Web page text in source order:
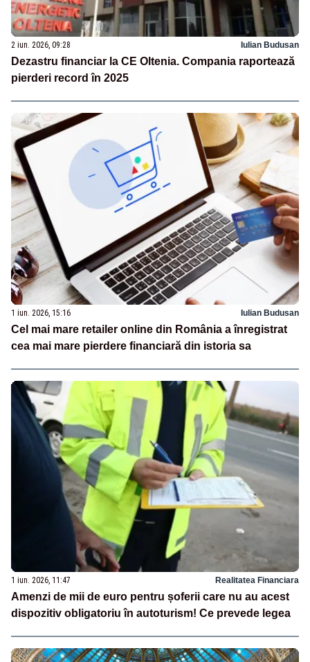
2 iun. 2026, 09:28 Iulian Budusan
Dezastru financiar la CE Oltenia. Compania raportează
pierderi record în 2025
1 iun. 2026, 15:16 Iulian Budusan
Cel mai mare retailer online din România a înregistrat
cea mai mare pierdere financiară din istoria sa
1 iun. 2026, 11:47 Realitatea Financiara
Amenzi de mii de euro pentru șoferii care nu au acest
dispozitiv obligatoriu în autoturism! Ce prevede legea